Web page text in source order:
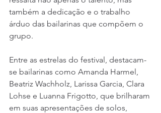
também a dedicação e o trabalho
árduo das bailarinas que compõem o
grupo.
Entre as estrelas do festival, destacam-
se bailarinas como Amanda Harmel,
Beatriz Wachholz, Larissa Garcia, Clara
Lohse e Luanna Frigotto, que brilharam
em suas apresentações de solos,